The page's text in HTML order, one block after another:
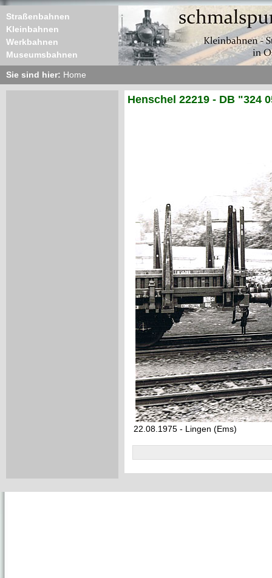
Straßenbahnen
Kleinbahnen
Werkbahnen
Museumsbahnen
Sie sind hier: Home
Henschel 22219 - DB "324
22.08.1975 - Lingen (Ems)